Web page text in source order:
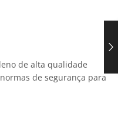
de alta qualidade
de segurança para